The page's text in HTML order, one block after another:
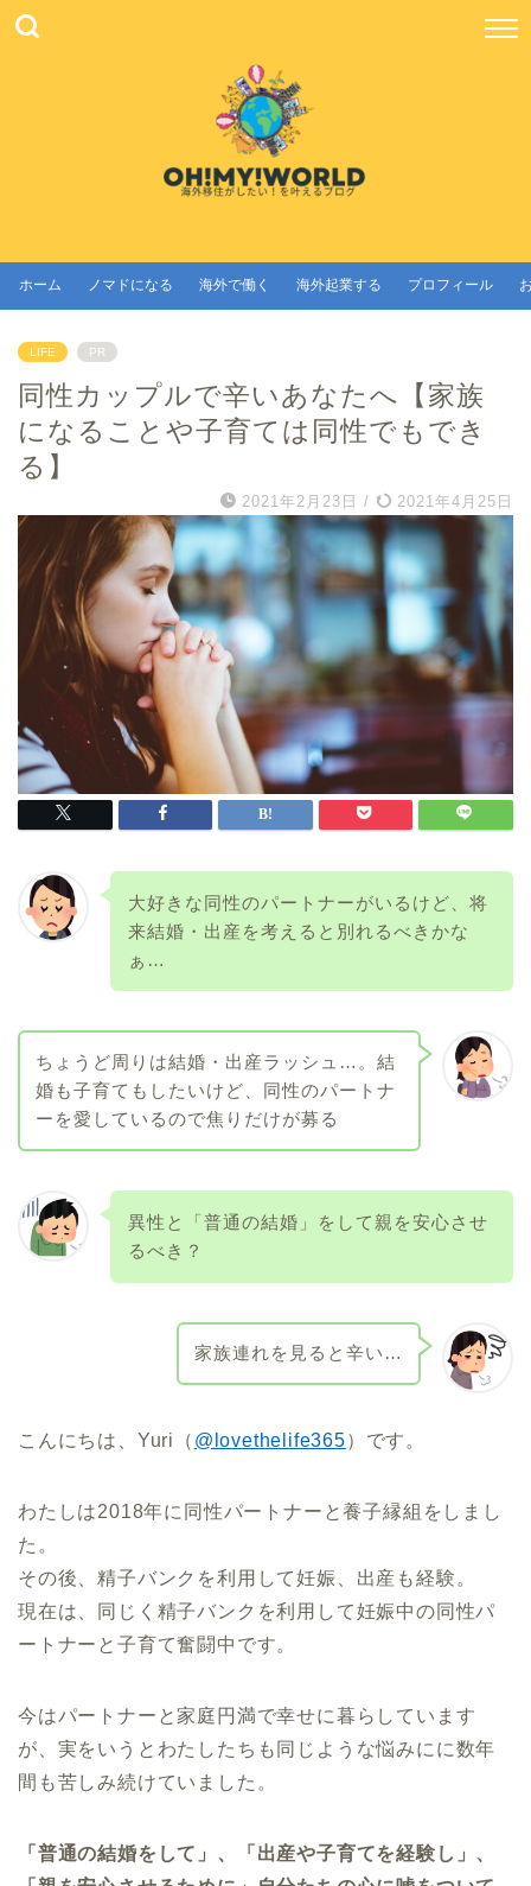
ホーム ノマドになる 海外で働く 海外起業する プロフィール
LIFE PR
同性カップルで辛いあなたへ【家族
になることや子育ては同性でもでき
る】
2021年2月23日 / 2021年4月25日
大好きな同性のパートナーがいるけど、将
来結婚・出産を考えると別れるべきかな
ぁ…
ちょうど周りは結婚・出産ラッシュ…。結
婚も子育てもしたいけど、同性のパートナ
ーを愛しているので焦りだけが募る
異性と「普通の結婚」をして親を安心させ
るべき？
家族連れを見ると辛い…
こんにちは、Yuri（ @lovethelife365）です。
わたしは2018年に同性パートナーと養子縁組をしまし
た。
その後、精子バンクを利用して妊娠、出産も経験。
現在は、同じく精子バンクを利用して妊娠中の同性パ
ートナーと子育て奮闘中です。
今はパートナーと家庭円満で幸せに暮らしています
が、実をいうとわたしたちも同じような悩みにに数年
間も苦しみ続けていました。
「普通の結婚をして」、「出産や子育てを経験し」、